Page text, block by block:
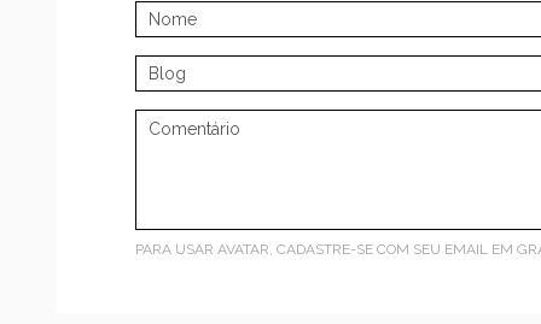
PARA USAR AVATAR, CADASTRE-SE COM SEU EMAIL EM